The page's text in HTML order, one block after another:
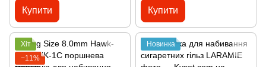
Купити Купити
Хіт
−11%
Новинка